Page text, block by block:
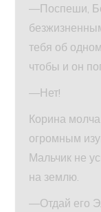
—Поспеши,
тебя об
чтобы и он
—Нет!
Корина
огромным
Мальчик не
на землю.
—Отдай его